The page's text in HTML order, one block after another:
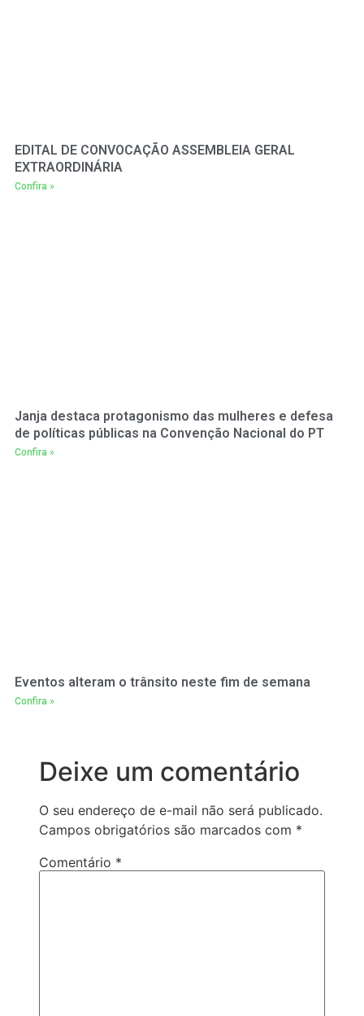
EDITAL DE CONVOCAÇÃO ASSEMBLEIA GERAL
EXTRAORDINÁRIA
Confira »
Janja destaca protagonismo das mulheres e defesa
de políticas públicas na Convenção Nacional do PT
Confira »
Eventos alteram o trânsito neste fim de semana
Confira »
Deixe um comentário
O seu endereço de e-mail não será publicado.
Campos obrigatórios são marcados com *
Comentário *